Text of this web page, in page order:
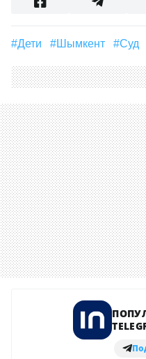
#дети #Шымкент #суд